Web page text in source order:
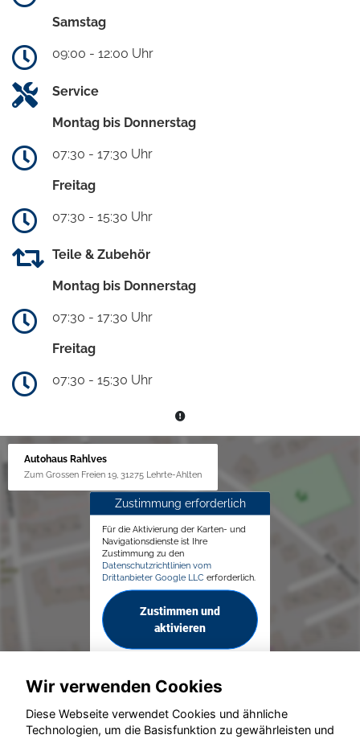
Samstag
09:00 - 12:00 Uhr
Service
Montag bis Donnerstag
07:30 - 17:30 Uhr
Freitag
07:30 - 15:30 Uhr
Teile & Zubehör
Montag bis Donnerstag
07:30 - 17:30 Uhr
Freitag
07:30 - 15:30 Uhr
Autohaus Rahlves
Zum Grossen Freien 19, 31275 Lehrte-Ahlten
Zustimmung erforderlich
Für die Aktivierung der Karten- und
Navigationsdienste ist Ihre
Zustimmung zu den
Datenschutzrichtlinien vom
Drittanbieter Google LLC erforderlich.
Zustimmen und
aktivieren
Wir verwenden Cookies
Diese Webseite verwendet Cookies und ähnliche
Technologien, um die Basisfunktion zu gewährleisten und